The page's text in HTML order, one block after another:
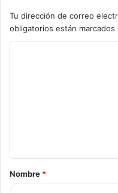
Tu dirección de correo
obligatorios están marcados
Nombre *